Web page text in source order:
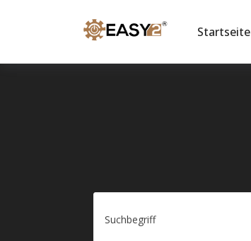
Startseite
Suchbegriff